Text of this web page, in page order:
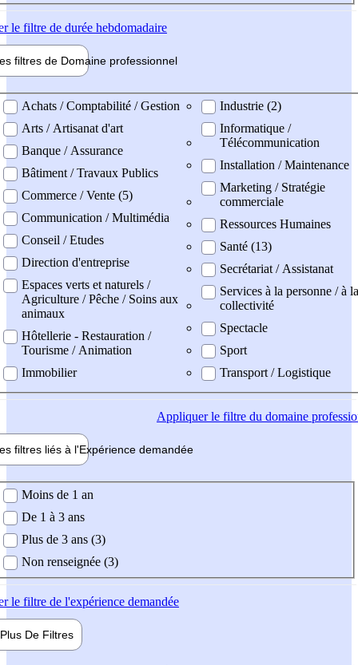
le filtre de durée hebdomadaire
filtres de Domaine professionnel
professionel
Achats / Comptabilité / Gestion
Arts / Artisanat d'art
Banque / Assurance
Bâtiment / Travaux Publics
Commerce / Vente (5)
Communication / Multimédia
Conseil / Etudes
Direction d'entreprise
Espaces verts et naturels /
Agriculture / Pêche / Soins aux
animaux
Hôtellerie - Restauration /
Tourisme / Animation
Immobilier
Industrie (2)
Informatique /
Télécommunication
Installation / Maintenance
Marketing / Stratégie
commerciale
Ressources Humaines
Santé (13)
Secrétariat / Assistanat
Services à la personne / à la
collectivité
Spectacle
Sport
Transport / Logistique
Appliquerle filtre du domaine
filtres liés à l'Expérience demandée
demandée
Moins de 1 an
De 1 à 3 ans
Plus de 3 ans (3)
Non renseignée (3)
le filtre de l'expérience demandée
Plus De Filtres